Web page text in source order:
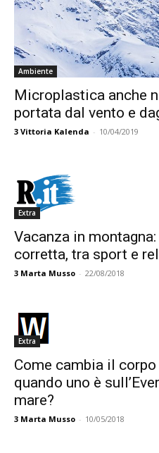
Ambiente
Microplastica anche
portata dal vento e
3 Vittoria Kalenda - 10/04/2019
Extra
Vacanza in
corretta, tra sport e
3 Marta Musso - 22/08/2018
Extra
Come cambia il
quando uno è
mare?
3 Marta Musso - 10/05/2018